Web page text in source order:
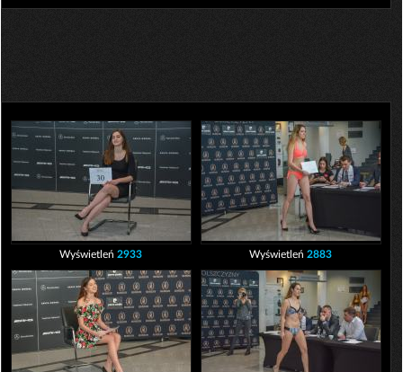
Wyświetleń2933 Wyświetleń2883